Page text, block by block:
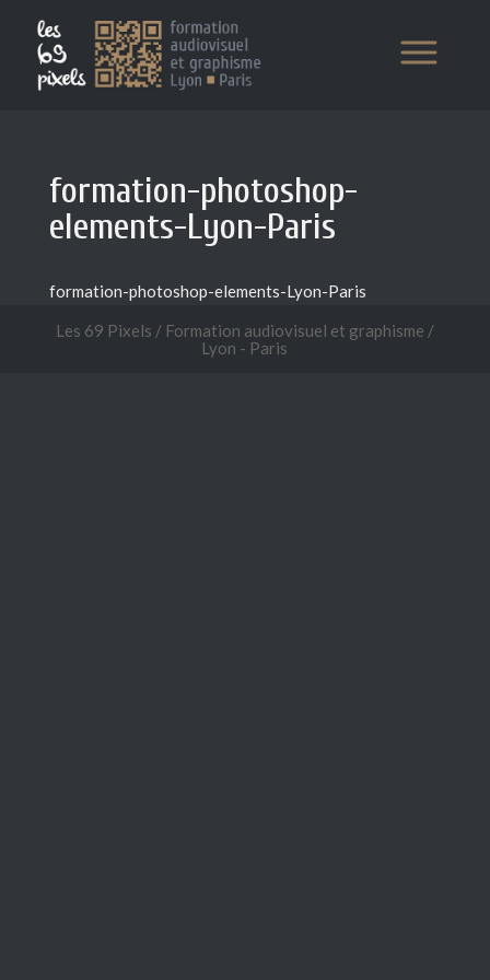
formation-photoshop-
elements-Lyon-Paris
formation-photoshop-elements-Lyon-Paris
Les 69 Pixels / Formation audiovisuel et graphisme /
Lyon - Paris